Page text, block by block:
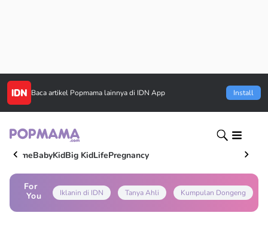
Baca artikel Popmama lainnya di IDN App Install
HomeBabyKidBig KidLifePregnancy
For
You
Iklanin di IDN Tanya Ahli Kumpulan Dongeng